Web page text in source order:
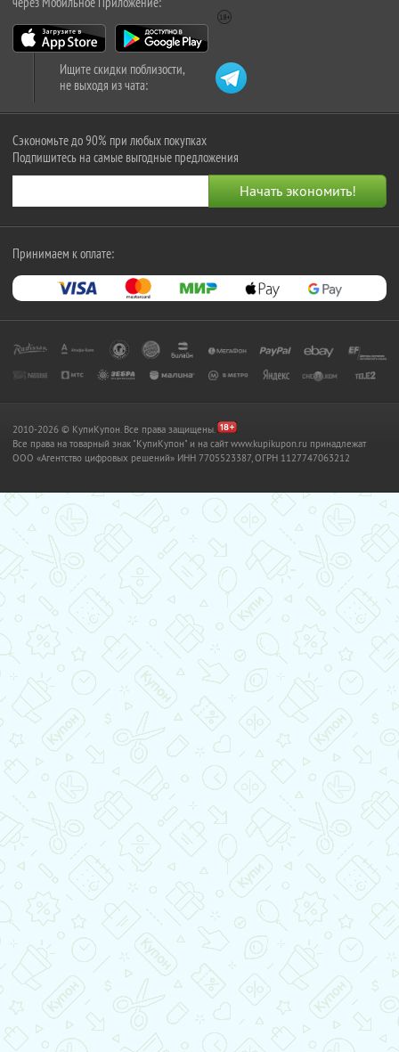
Ищите скидки поблизости,
не выходя из чата:
Сэкономьте до 90% при любых покупках
Подпишитесь на самые выгодные предложения
Принимаем к оплате:
2010-2026 © КупиКупон. Все права защищены.
Все права на товарный знак "КупиКупон" и на сайт www.kupikupon.ru принадлежат
OOO «Агентство цифровых решений» ИНН 7705523387, ОГРН 1127747063212